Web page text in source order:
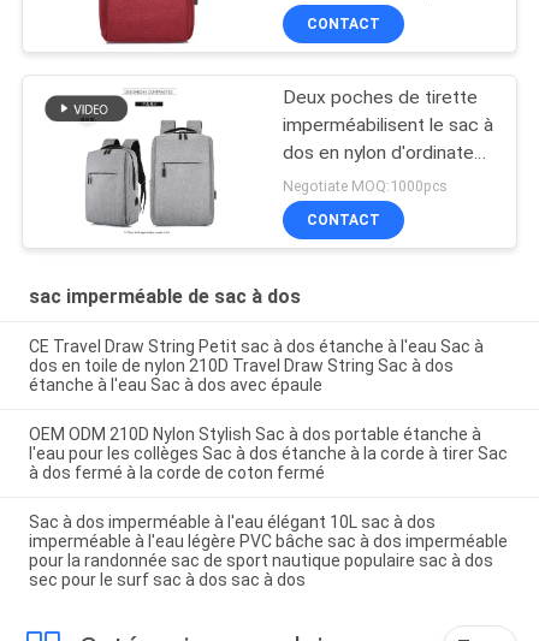
chargeur d'USB
CONTACT
Deux poches de tirette
imperméabilisent le sac à
dos en nylon d'ordinateur
portable d'USB
Negotiate MOQ:1000pcs
CONTACT
sac imperméable de sac à dos
CE Travel Draw String Petit sac à dos étanche à l'eau Sac à
dos en toile de nylon 210D Travel Draw String Sac à dos
étanche à l'eau Sac à dos avec épaule
OEM ODM 210D Nylon Stylish Sac à dos portable étanche à
l'eau pour les collèges Sac à dos étanche à la corde à tirer Sac
à dos fermé à la corde de coton fermé
Sac à dos imperméable à l'eau élégant 10L sac à dos
imperméable à l'eau légère PVC bâche sac à dos imperméable
pour la randonnée sac de sport nautique populaire sac à dos
sec pour le surf sac à dos sac à dos